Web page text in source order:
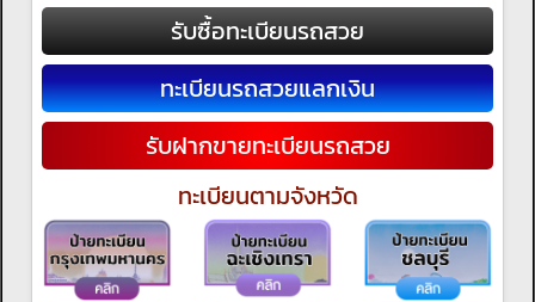
รับซื้อทะเบียนรถสวย
ทะเบียนรถสวยแลกเงิน
รับฝากขายทะเบียนรถสวย
ทะเบียนตามจังหวัด